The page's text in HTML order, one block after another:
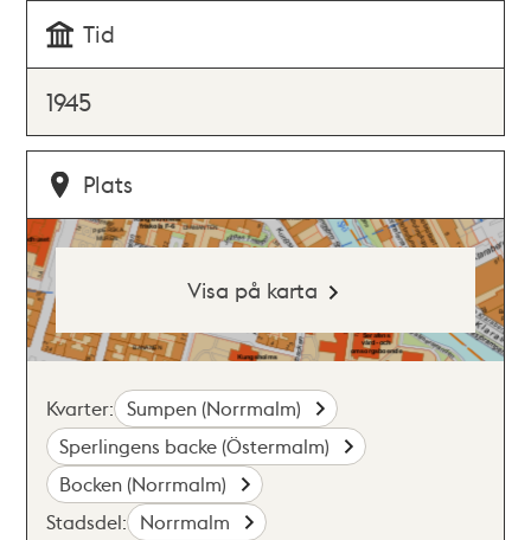
Tid
1945
Plats
Visa på karta
Kvarter: Sumpen (Norrmalm)
Sperlingens backe (Östermalm)
Bocken (Norrmalm)
Stadsdel: Norrmalm